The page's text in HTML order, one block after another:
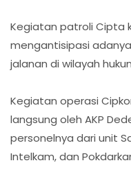
Kegiatan patroli Cipta
mengantisipasi
jalanan di wilayah
Kegiatan operasi
langsung oleh AKP
personelnya dari unit
Intelkam, dan